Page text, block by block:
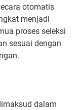
otomatis
menjadi
proses seleksi
sesuai dengan
dalam